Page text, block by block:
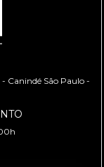
Canindé São Paulo -